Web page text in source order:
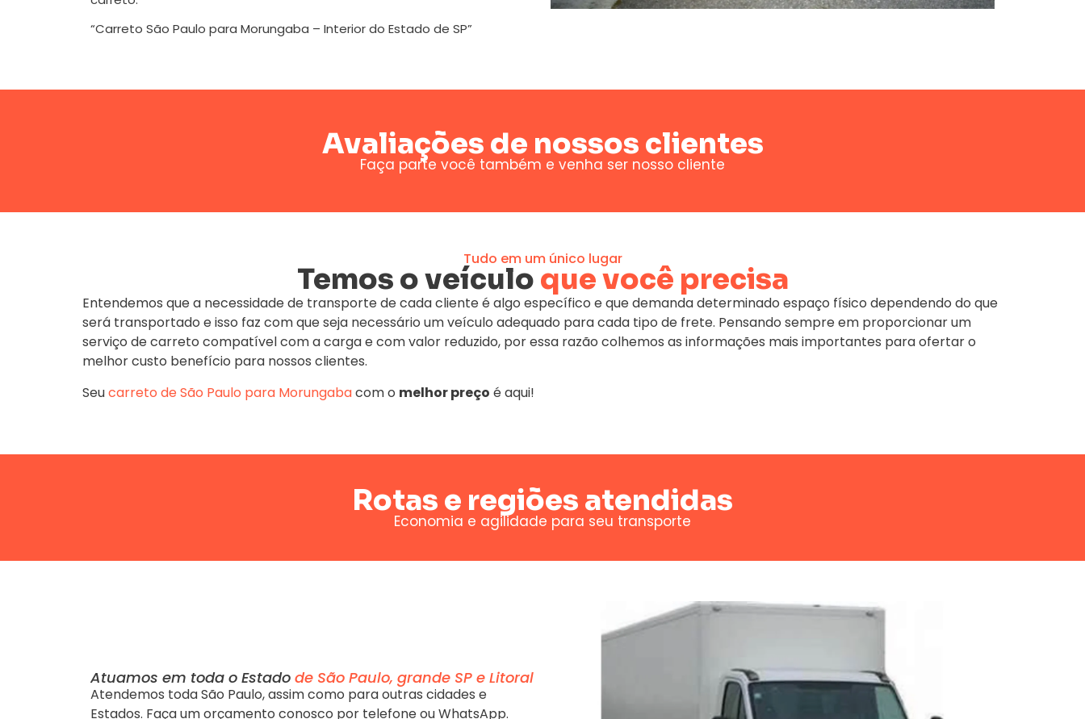
“Carreto São Paulo para Morungaba – Interior do Estado de SP”
Avaliações de nossos clientes
Faça parte você também e venha ser nosso cliente
Tudo em um único lugar
Temos o veículo que você precisa
Entendemos que a necessidade de transporte de cada cliente é algo específico e que demanda determinado espaço físico dependendo do que
será transportado e isso faz com que seja necessário um veículo adequado para cada tipo de frete. Pensando sempre em proporcionar um
serviço de carreto compatível com a carga e com valor reduzido, por essa razão colhemos as informações mais importantes para ofertar o
melhor custo benefício para nossos clientes.
Seucarreto de São Paulo para Morungabacom o melhor preço é aqui!
Rotas e regiões atendidas
Economia e agilidade para seu transporte
Atuamos em toda o Estado de São Paulo, grande SP e Litoral
Atendemos toda São Paulo, assim como para outras cidades e
Estados. Faça um orçamento conosco por telefone ou WhatsApp.